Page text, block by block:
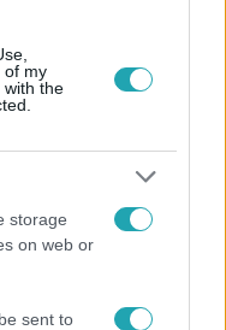
of my
with the
storage
on web or
sent to